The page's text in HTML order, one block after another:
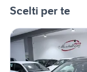
Scelti per te